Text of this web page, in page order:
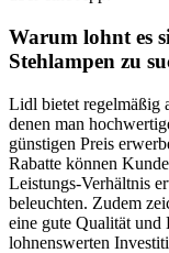
Warum lohnt es
Stehlampen zu
Lidl bietet regelmäßig
denen man
günstigen Preis
Rabatte können
Leistungs-Verhältnis
beleuchten. Zudem
eine gute Qualität und
lohnenswerten